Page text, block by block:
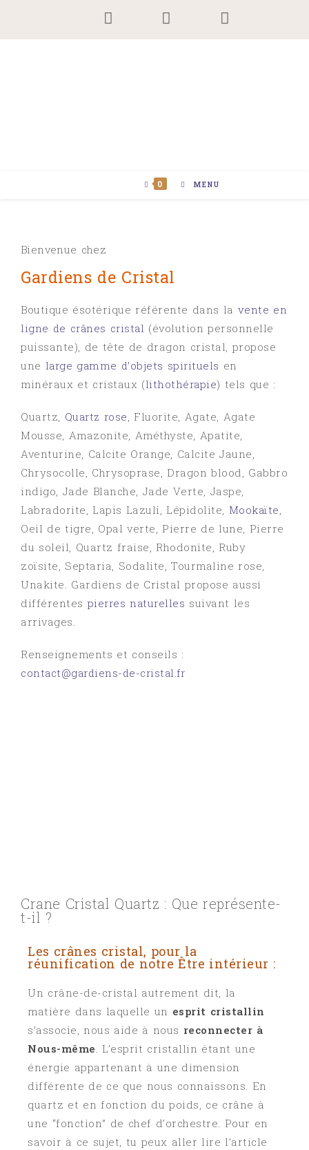
0 MENU
Bienvenue chez
Gardiens de Cristal
Boutique ésotérique référente dans la vente en
ligne de crânes cristal (évolution personnelle
puissante), de tête de dragon cristal, propose
une large gamme d’objets spirituels en
minéraux et cristaux (lithothérapie) tels que :
Quartz, Quartz rose, Fluorite, Agate, Agate
Mousse, Amazonite, Améthyste, Apatite,
Aventurine, Calcite Orange, Calcite Jaune,
Chrysocolle, Chrysoprase, Dragon blood, Gabbro
indigo, Jade Blanche, Jade Verte, Jaspe,
Labradorite, Lapis Lazuli, Lépidolite, Mookaïte,
Oeil de tigre, Opal verte, Pierre de lune, Pierre
du soleil, Quartz fraise, Rhodonite, Ruby
zoïsite, Septaria, Sodalite, Tourmaline rose,
Unakite. Gardiens de Cristal propose aussi
différentes pierres naturelles suivant les
arrivages.
Renseignements et conseils :
contact@gardiens-de-cristal.fr
Crane Cristal Quartz : Que représente-
t-il ?
Les crânes cristal, pour la
réunification de notre Être intérieur :
Un crâne-de-cristal autrement dit, la
matière dans laquelle un esprit cristallin
s’associe, nous aide à nous reconnecter à
Nous-même. L’esprit cristallin étant une
énergie appartenant à une dimension
différente de ce que nous connaissons. En
quartz et en fonction du poids, ce crâne à
une “fonction” de chef d’orchestre. Pour en
savoir à ce sujet, tu peux aller lire l’article